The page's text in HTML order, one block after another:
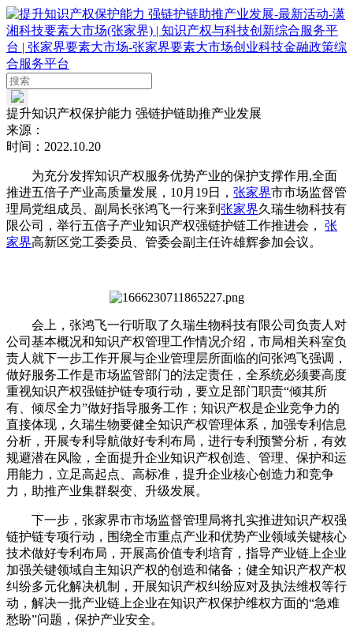
提升知识产权保护能力 强链护链助推产业发展
来源：
时间： 2022.10.20
为充分发挥知识产权服务优势产业的保护支撑作用,全面
推进五倍子产业高质量发展，10月19日， 张家界市市场监督管
理局党组成员、副局长张鸿飞一行来到 张家界久瑞生物科技有
限公司，举行五倍子产业知识产权强链护链工作推进会， 张
家界高新区党工委委员、管委会副主任许雄辉参加会议。
会上，张鸿飞一行听取了久瑞生物科技有限公司负责人对
公司基本概况和知识产权管理工作情况介绍，市局相关科室负
责人就下一步工作开展与企业管理层所面临的问张鸿飞强调，
做好服务工作是市场监管部门的法定责任，全系统必须要高度
重视知识产权强链护链专项行动，要立足部门职责“倾其所
有、倾尽全力”做好指导服务工作；知识产权是企业竞争力的
直接体现，久瑞生物要健全知识产权管理体系，加强专利信息
分析，开展专利导航做好专利布局，进行专利预警分析，有效
规避潜在风险，全面提升企业知识产权创造、管理、保护和运
用能力，立足高起点、高标准，提升企业核心创造力和竞争
力，助推产业集群裂变、升级发展。
下一步，张家界市市场监督管理局将扎实推进知识产权强
链护链专项行动，围绕全市重点产业和优势产业领域关键核心
技术做好专利布局，开展高价值专利培育，指导产业链上企业
加强关键领域自主知识产权的创造和储备；健全知识产权产权
纠纷多元化解决机制，开展知识产权纠纷应对及执法维权等行
动，解决一批产业链上企业在知识产权保护维权方面的“急难
愁盼”问题，保护产业安全。